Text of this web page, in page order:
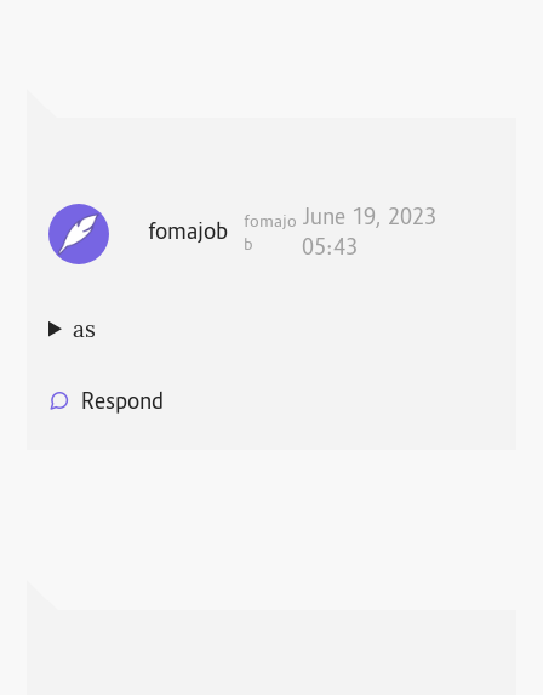
fomajob
fomajo
b
June 19, 2023
05:43
as
Respond